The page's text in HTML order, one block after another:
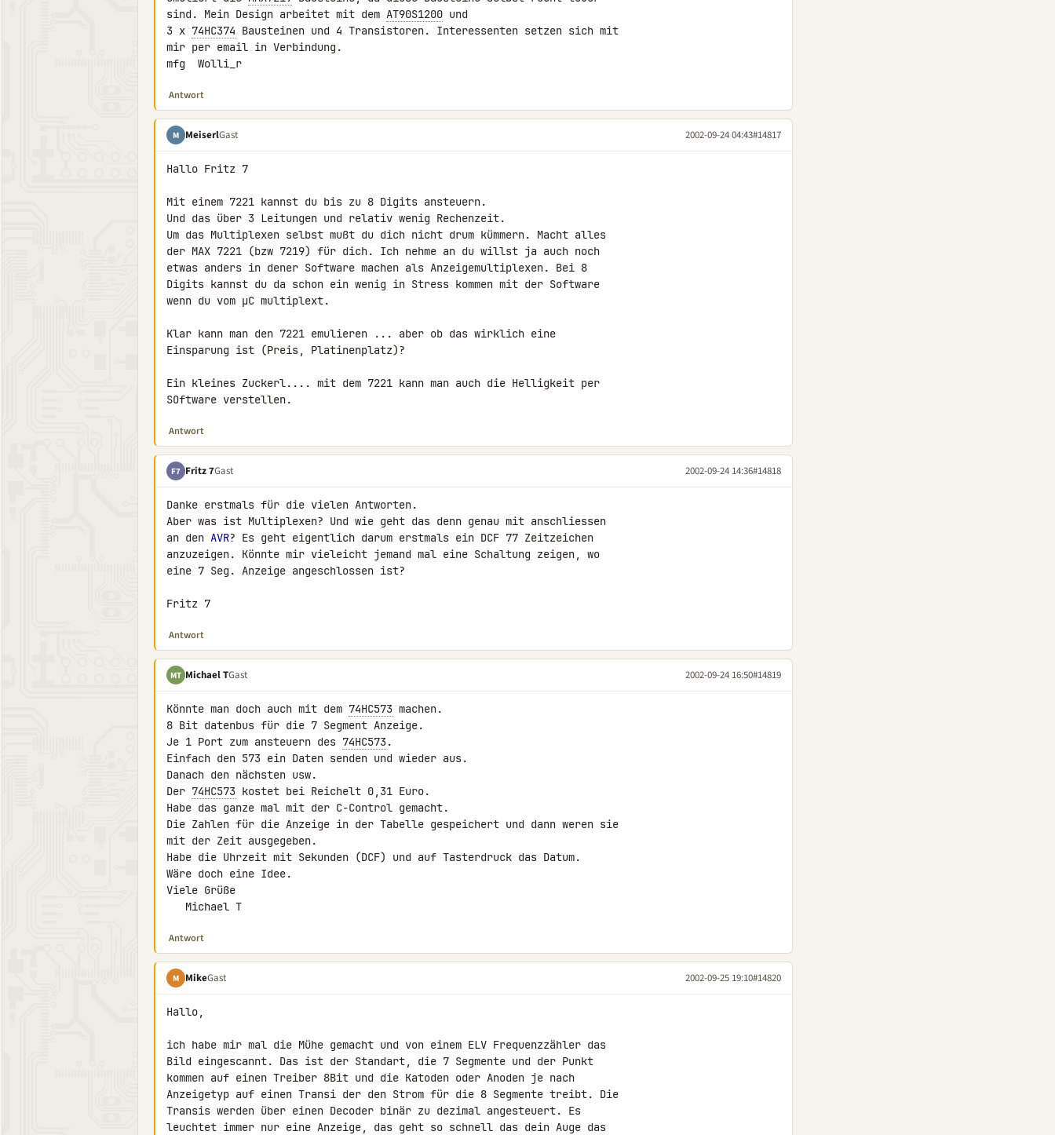
sind. Mein Design arbeitet mit dem AT90S1200 und
3 x 74HC374 Bausteinen und 4 Transistoren. Interessenten setzen sich mit
mir per email in Verbindung.
mfg  Wolli_r
Antwort
M MeiserlGast 2002-09-24 04:43#14817
Hallo Fritz 7
Mit einem 7221 kannst du bis zu 8 Digits ansteuern.
Und das über 3 Leitungen und relativ wenig Rechenzeit.
Um das Multiplexen selbst mußt du dich nicht drum kümmern. Macht alles
der MAX 7221 (bzw 7219) für dich. Ich nehme an du willst ja auch noch
etwas anders in dener Software machen als Anzeigemultiplexen. Bei 8
Digits kannst du da schon ein wenig in Stress kommen mit der Software
wenn du vom µC multiplext.
Klar kann man den 7221 emulieren ... aber ob das wirklich eine
Einsparung ist (Preis, Platinenplatz)?
Ein kleines Zuckerl.... mit dem 7221 kann man auch die Helligkeit per
SOftware verstellen.
Antwort
F7 Fritz 7Gast 2002-09-24 14:36#14818
Danke erstmals für die vielen Antworten.
Aber was ist Multiplexen? Und wie geht das denn genau mit anschliessen
an den AVR? Es geht eigentlich darum erstmals ein DCF 77 Zeitzeichen
anzuzeigen. Könnte mir vieleicht jemand mal eine Schaltung zeigen, wo
eine 7 Seg. Anzeige angeschlossen ist?
Fritz 7
Antwort
MT Michael TGast 2002-09-24 16:50#14819
Könnte man doch auch mit dem 74HC573 machen.
8 Bit datenbus für die 7 Segment Anzeige.
Je 1 Port zum ansteuern des 74HC573.
Einfach den 573 ein Daten senden und wieder aus.
Danach den nächsten usw.
Der 74HC573 kostet bei Reichelt 0,31 Euro.
Habe das ganze mal mit der C-Control gemacht.
Die Zahlen für die Anzeige in der Tabelle gespeichert und dann weren sie
mit der Zeit ausgegeben.
Habe die Uhrzeit mit Sekunden (DCF) und auf Tasterdruck das Datum.
Wäre doch eine Idee.
Viele Grüße
   Michael T
Antwort
M MikeGast 2002-09-25 19:10#14820
Hallo,
ich habe mir mal die Mühe gemacht und von einem ELV Frequenzzähler das
Bild eingescannt. Das ist der Standart, die 7 Segmente und der Punkt
kommen auf einen Treiber 8Bit und die Katoden oder Anoden je nach
Anzeigetyp auf einen Transi der den Strom für die 8 Segmente treibt. Die
Transis werden über einen Decoder binär zu dezimal angesteuert. Es
leuchtet immer nur eine Anzeige, das geht so schnell das dein Auge das